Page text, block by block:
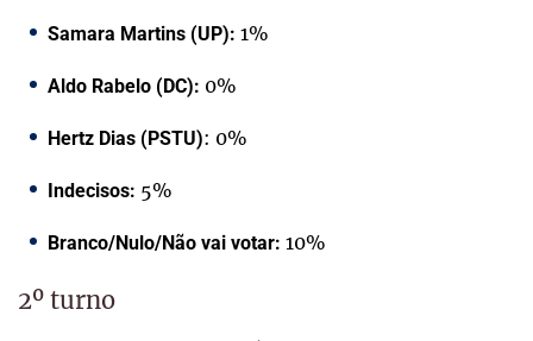
Samara Martins (UP): 1%
Aldo Rabelo (DC): 0%
Hertz Dias (PSTU): 0%
Indecisos: 5%
Branco/Nulo/Não vai votar: 10%
2º turno